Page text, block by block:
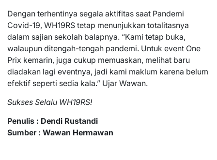
Dengan terhentinya segala aktifitas saat Pandemi
Covid-19, WH19RS tetap menunjukkan totalitasnya
dalam sajian sekolah balapnya. “Kami tetap buka,
walaupun ditengah-tengah pandemi. Untuk event One
Prix kemarin, juga cukup memuaskan, melihat baru
diadakan lagi eventnya, jadi kami maklum karena belum
efektif seperti sedia kala.” Ujar Wawan.
Sukses Selalu WH19RS!
Penulis : Dendi Rustandi
Sumber : Wawan Hermawan